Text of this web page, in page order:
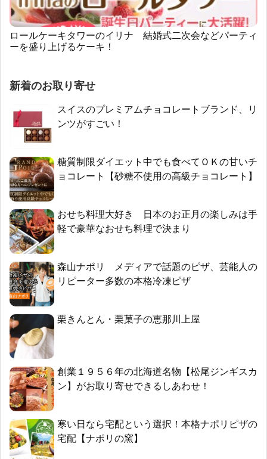
ロールケーキタワーのイリナ 結婚式二次会などパーティ
ーを盛り上げるケーキ！
新着のお取り寄せ
スイスのプレミアムチョコレートブランド、リ
ンツがすごい！
糖質制限ダイエット中でも食べてＯＫの甘いチ
ョコレート【砂糖不使用の高級チョコレート】
おせち料理大好き 日本のお正月の楽しみは手
軽で豪華なおせち料理で決まり
森山ナポリ メディアで話題のピザ、芸能人の
リピーター多数の本格冷凍ピザ
栗きんとん・栗菓子の恵那川上屋
創業１９５６年の北海道名物【松尾ジンギスカ
ン】がお取り寄せできるしあわせ！
寒い日なら宅配という選択！本格ナポリピザの
宅配【ナポリの窯】